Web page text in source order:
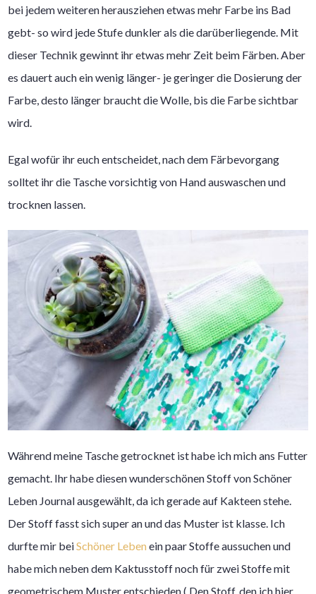
bei jedem weiteren herausziehen etwas mehr Farbe ins Bad
gebt- so wird jede Stufe dunkler als die darüberliegende. Mit
dieser Technik gewinnt ihr etwas mehr Zeit beim Färben. Aber
es dauert auch ein wenig länger- je geringer die Dosierung der
Farbe, desto länger braucht die Wolle, bis die Farbe sichtbar
wird.
Egal wofür ihr euch entscheidet, nach dem Färbevorgang
solltet ihr die Tasche vorsichtig von Hand auswaschen und
trocknen lassen.
Während meine Tasche getrocknet ist habe ich mich ans Futter
gemacht. Ihr habe diesen wunderschönen Stoff von Schöner
Leben Journal ausgewählt, da ich gerade auf Kakteen stehe.
Der Stoff fasst sich super an und das Muster ist klasse. Ich
durfte mir beiSchöner Leben ein paar Stoffe aussuchen und
habe mich neben dem Kaktusstoff noch für zwei Stoffe mit
geometrischem Muster entschieden.( Den Stoff, den ich hier